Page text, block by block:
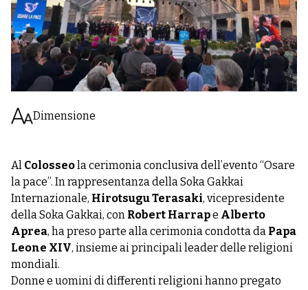
Dimensione
Al Colosseola cerimonia conclusiva dell’evento “Osare
la pace”. In rappresentanza della Soka Gakkai
Internazionale, Hirotsugu Terasaki, vicepresidente
della Soka Gakkai, con Robert Harrape Alberto
Aprea, ha preso parte alla cerimonia condotta da Papa
Leone XIV, insieme ai principali leader delle religioni
mondiali.
Donne e uomini di differenti religioni hanno pregato